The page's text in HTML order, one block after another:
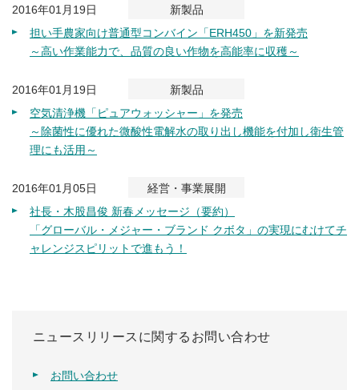
2016年01月19日
新製品
担い手農家向け普通型コンバイン「ERH450」を新発売
～高い作業能力で、品質の良い作物を高能率に収穫～
2016年01月19日
新製品
空気清浄機「ピュアウォッシャー」を発売
～除菌性に優れた微酸性電解水の取り出し機能を付加し衛生管
理にも活用～
2016年01月05日
経営・事業展開
社長・木股昌俊 新春メッセージ（要約）
「グローバル・メジャー・ブランド クボタ」の実現にむけてチ
ャレンジスピリットで進もう！
ニュースリリースに関するお問い合わせ
お問い合わせ